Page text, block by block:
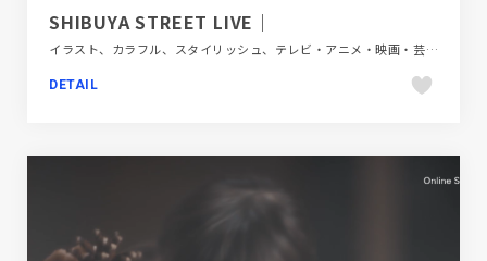
SHIBUYA STREET LIVE｜
イラスト、カラフル、スタイリッシュ、テレビ・アニメ・映画・芸能、ブランド・サービスサイト、ホワイト系、ポップ
DETAIL